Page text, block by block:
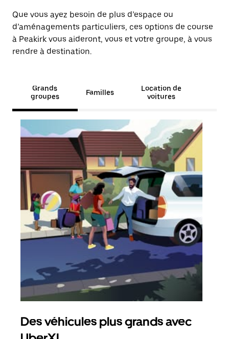
Que vous ayez besoin de plus d’espace ou
d’aménagements particuliers, ces options de course
à Peakirk vous aideront, vous et votre groupe, à vous
rendre à destination.
Grands
groupes
Familles
Location de
voitures
Des véhicules plus grands avec